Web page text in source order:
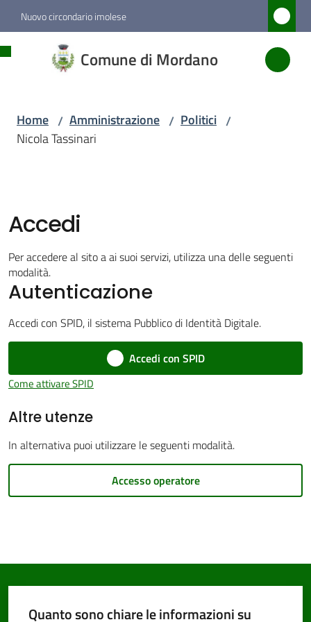
Vai al contenuto
Vai alla navigazione
Vai al footer
Nuovo circondario imolese
Comune di Mordano
di
Servizi
Vivere
Servizi
on-
Seguici
Home / Amministrazione / Politici /
Nicola Tassinari
Accedi
Per accedere al sito a ai suoi servizi, utilizza una delle seguenti
modalità.
Autenticazione
Accedi con SPID, il sistema Pubblico di Identità Digitale.
Accedi con SPID
Come attivare SPID
Altre utenze
In alternativa puoi utilizzare le seguenti modalità.
Accesso operatore
Quanto sono chiare le informazioni su